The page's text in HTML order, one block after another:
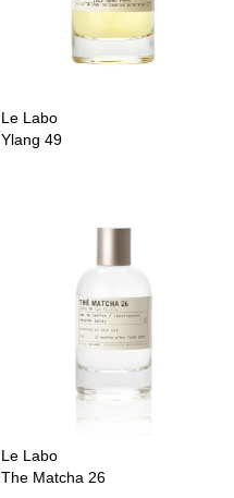
Le Labo
Ylang 49
Le Labo
The Matcha 26